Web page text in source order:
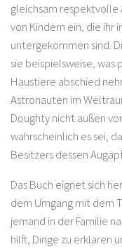
gleichsam respektvolle
von Kindern ein, die ihr
untergekommen sind.
sie beispielsweise, was
Haustiere abschied
Astronauten im
Doughty nicht außen
wahrscheinlich es sei,
Besitzers dessen
Das Buch eignet sich
dem Umgang mit dem
jemand in der Familie
hilft, Dinge zu erklären